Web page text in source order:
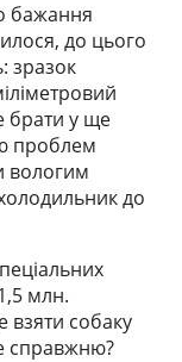
бажання
до цього
зразок
брати у ще
проблем
вологим
до
млн.
взяти собаку
справжню?